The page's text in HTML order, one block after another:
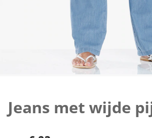
Jeans met wijde